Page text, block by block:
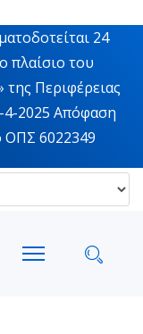
24
πλαίσιο του
Περιφέρειας
4-2025 Απόφαση
ΟΠΣ 6022349